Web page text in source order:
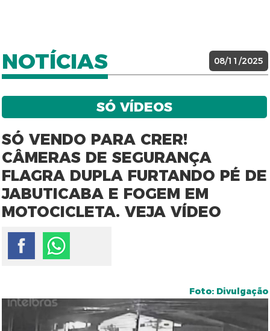
NOTÍCIAS 08/11/2025
SÓ VÍDEOS
SÓ VENDO PARA CRER!
CÂMERAS DE SEGURANÇA
FLAGRA DUPLA FURTANDO PÉ DE
JABUTICABA E FOGEM EM
MOTOCICLETA. VEJA VÍDEO
Foto: Divulgação